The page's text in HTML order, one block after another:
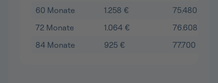
60 Monate
1.258 €
75.480 €
72 Monate
1.064 €
76.608 €
84 Monate
925 € 77.700 €